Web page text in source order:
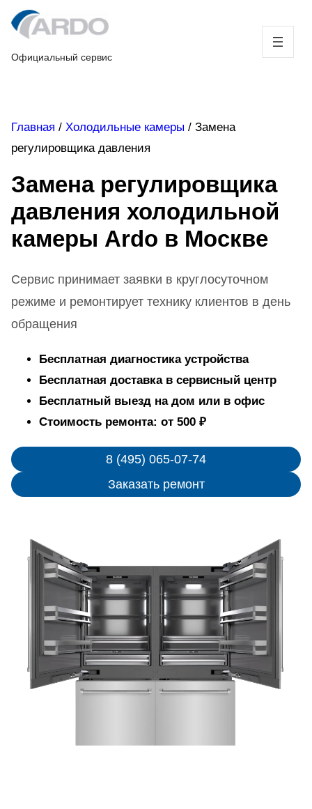
Skip
to
content
Официальный сервис
Главная / Холодильные камеры / Замена
регулировщика давления
Замена регулировщика
давления холодильной
камеры Ardo в Москве
Сервис принимает заявки в круглосуточном
режиме и ремонтирует технику клиентов в день
обращения
Бесплатная диагностика устройства
Бесплатная доставка в сервисный центр
Бесплатный выезд на дом или в офис
Стоимость ремонта: от 500 ₽
8 (495) 065-07-74
Заказать ремонт